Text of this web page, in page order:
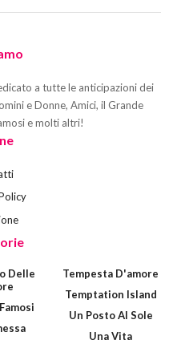
a tutte le anticipazioni dei
e Donne, Amici, il Grande
e molti altri!
Delle
Tempesta D'amore
Temptation Island
Un Posto Al Sole
Una Vita